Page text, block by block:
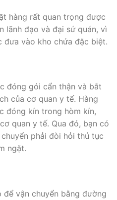
hàng rất quan trọng được
lãnh đạo và đại sứ quán, vì
đưa vào kho chứa đặc biệt.
đóng gói cẩn thận và bắt
của cơ quan y tế. Hàng
đóng kín trong hòm kín,
quan y tế. Qua đó, bạn có
phải đòi hỏi thủ tục
ngặt.
vận chuyển bằng đường